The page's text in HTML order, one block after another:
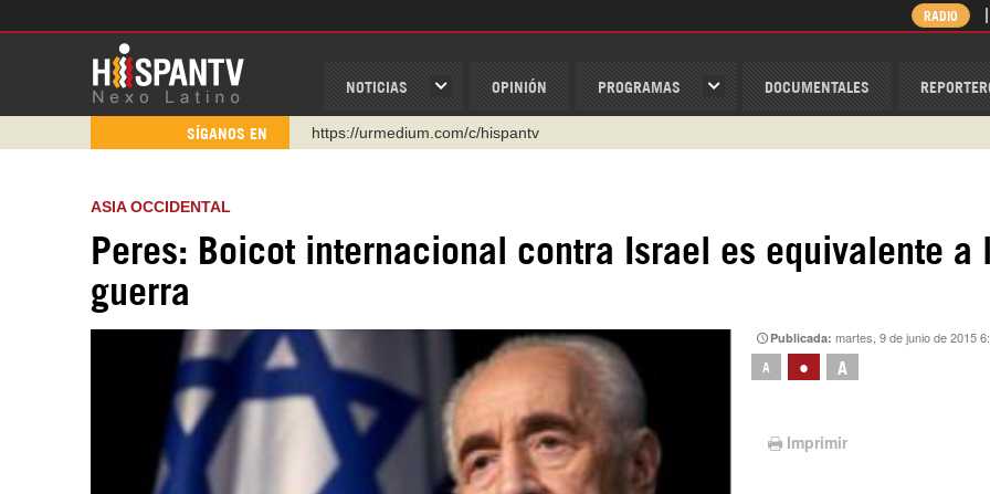
NOTICIAS OPINIÓN PROGRAMAS DOCUMENTALES
RADIO
SÍGANOS EN
https://urmedium.com/c/hispantv
https://www.facebook.com/Nexolatino.Canal
https://www.youtube.com/@nexo_latino
https://t.me/hispantvcanal
ASIA OCCIDENTAL
Peres: Boicot internacional contra Israel es equivalente a
guerra
Publicada:martes, 9 de junio de 2015
A • A
Imprimir